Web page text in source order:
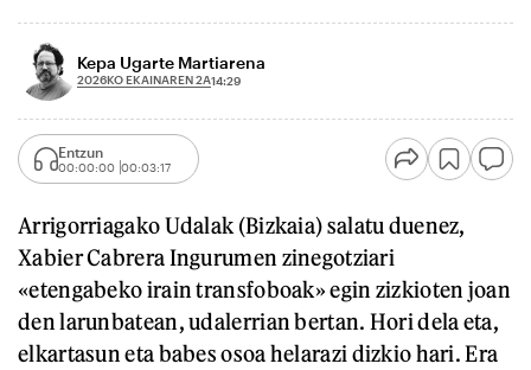
Kepa Ugarte Martiarena
2026KO EKAINAREN 2A14:29
Entzun
00:00:00 00:03:17
Arrigorriagako Udalak (Bizkaia) salatu duenez,
Xabier Cabrera Ingurumen zinegotziari
«etengabeko irain transfoboak» egin zizkioten joan
den larunbatean, udalerrian bertan. Hori dela eta,
elkartasun eta babes osoa helarazi dizkio hari. Era